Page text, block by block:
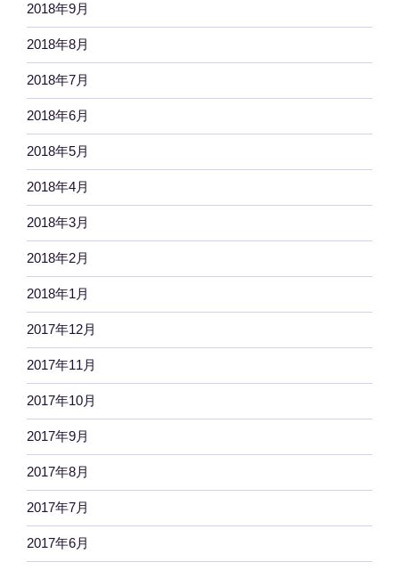
2018年9月
2018年8月
2018年7月
2018年6月
2018年5月
2018年4月
2018年3月
2018年2月
2018年1月
2017年12月
2017年11月
2017年10月
2017年9月
2017年8月
2017年7月
2017年6月